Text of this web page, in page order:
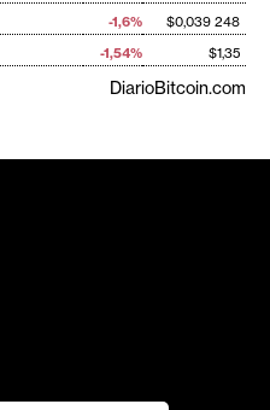
-1,6%
$0,039 248
-1,54% $1,35
DiarioBitcoin.com